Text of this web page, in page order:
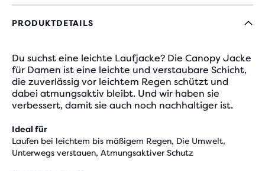
PRODUKTDETAILS
Du suchst eine leichte Laufjacke? Die Canopy Jacke
für Damen ist eine leichte und verstaubare Schicht,
die zuverlässig vor leichtem Regen schützt und
dabei atmungsaktiv bleibt. Und wir haben sie
verbessert, damit sie auch noch nachhaltiger ist.
Ideal für
Laufen bei leichtem bis mäßigem Regen, Die Umwelt,
Unterwegs verstauen, Atmungsaktiver Schutz